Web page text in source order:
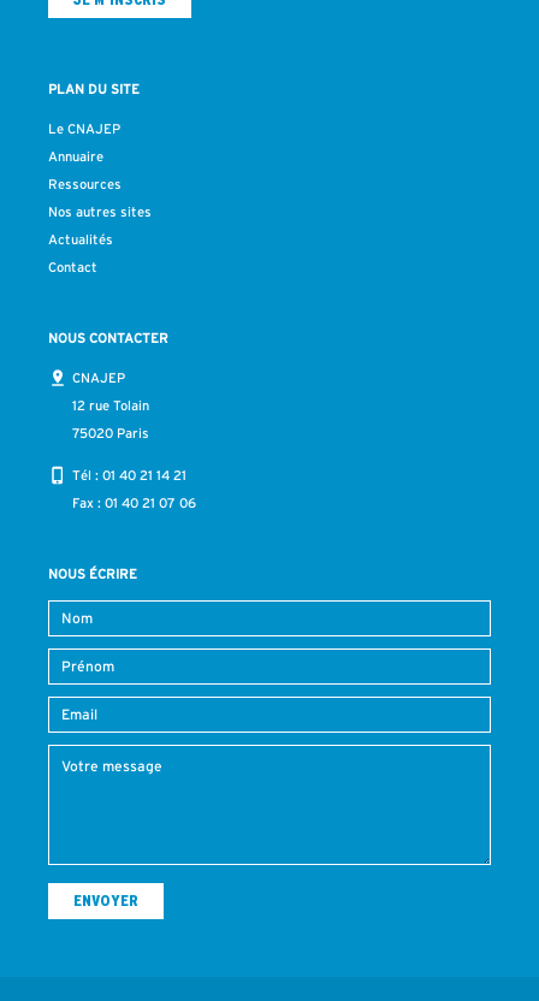
PLAN DU SITE
Le CNAJEP
Annuaire
Ressources
Nos autres sites
Actualités
Contact
NOUS CONTACTER
CNAJEP
12 rue Tolain
75020 Paris
Tél : 01 40 21 14 21
Fax : 01 40 21 07 06
NOUS ÉCRIRE